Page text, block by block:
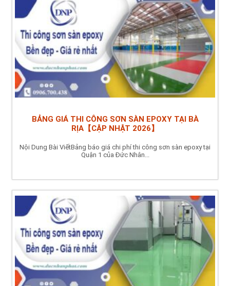
BẢNG GIÁ THI CÔNG SƠN SÀN EPOXY TẠI BÀ
RỊA【CẬP NHẬT 2026】
Nội Dung Bài ViếtBảng báo giá chi phí thi công sơn sàn epoxy tại
Quận 1 của Đức Nhân...